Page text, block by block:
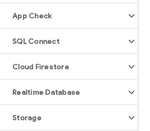
App Check
SQL Connect
Cloud Firestore
Realtime Database
Storage